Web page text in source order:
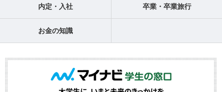
内定・入社 卒業・卒業旅行
お金の知識